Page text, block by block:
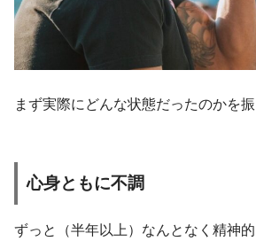
まず実際にどんな状態だったのかを振
心身ともに不調
ずっと（半年以上）なんとなく精神